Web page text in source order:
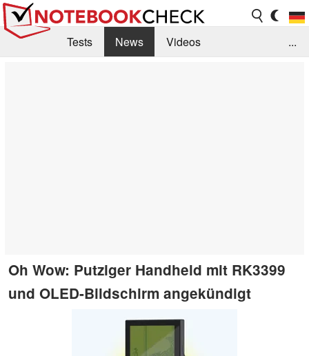
Tests News
Videos
...
Oh Wow: Putziger Handheld mit RK3399
und OLED-Bildschirm angekündigt